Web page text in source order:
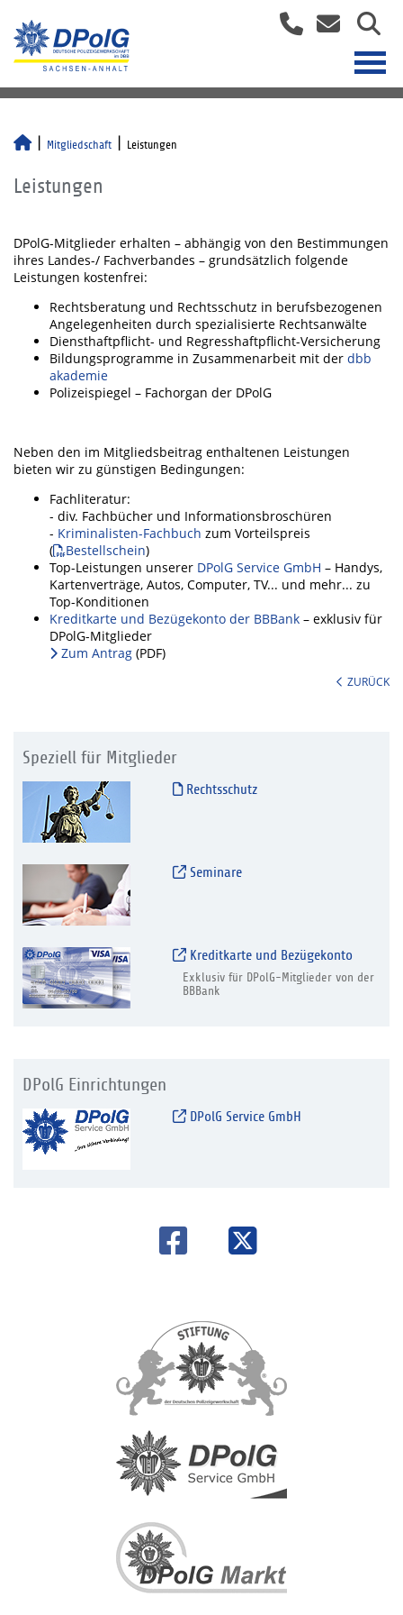
Mitgliedschaft Leistungen
Leistungen
DPolG-Mitglieder erhalten – abhängig von den Bestimmungen
ihres Landes-/ Fachverbandes – grundsätzlich folgende
Leistungen kostenfrei:
Rechtsberatung und Rechtsschutz in berufsbezogenen
Angelegenheiten durch spezialisierte Rechtsanwälte
Diensthaftpflicht- und Regresshaftpflicht-Versicherung
Bildungsprogramme in Zusammenarbeit mit der dbb
akademie
Polizeispiegel – Fachorgan der DPolG
Neben den im Mitgliedsbeitrag enthaltenen Leistungen
bieten wir zu günstigen Bedingungen:
Fachliteratur:
- div. Fachbücher und Informationsbroschüren
- Kriminalisten-Fachbuch zum Vorteilspreis
(
Bestellschein)
Top-Leistungen unserer DPolG Service GmbH – Handys,
Kartenverträge, Autos, Computer, TV... und mehr... zu
Top-Konditionen
Kreditkarte und Bezügekonto der BBBank – exklusiv für
DPolG-Mitglieder
Zum Antrag (PDF)
ZURÜCK
Speziell für Mitglieder
Rechtsschutz
Seminare
Kreditkarte und Bezügekonto
Exklusiv für DPolG-Mitglieder von der
BBBank
DPolG Einrichtungen
DPolG Service GmbH